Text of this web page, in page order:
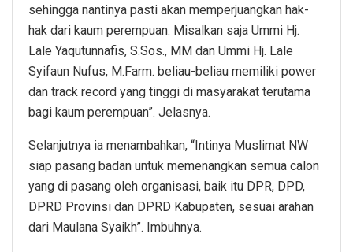
sehingga nantinya pasti akan memperjuangkan hak-
hak dari kaum perempuan. Misalkan saja Ummi Hj.
Lale Yaqutunnafis, S.Sos., MM dan Ummi Hj. Lale
Syifaun Nufus, M.Farm. beliau-beliau memiliki power
dan track record yang tinggi di masyarakat terutama
bagi kaum perempuan”. Jelasnya.
Selanjutnya ia menambahkan, “Intinya Muslimat NW
siap pasang badan untuk memenangkan semua calon
yang di pasang oleh organisasi, baik itu DPR, DPD,
DPRD Provinsi dan DPRD Kabupaten, sesuai arahan
dari Maulana Syaikh”. Imbuhnya.